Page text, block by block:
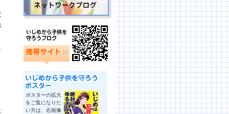
ポスターの拡大
をご覧になりた
い方は、右画像